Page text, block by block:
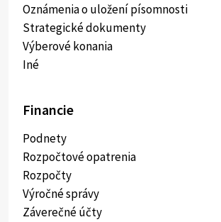
Oznámenia o uložení písomnosti
Strategické dokumenty
Výberové konania
Iné
Financie
Podnety
Rozpočtové opatrenia
Rozpočty
Výročné správy
Záverečné účty